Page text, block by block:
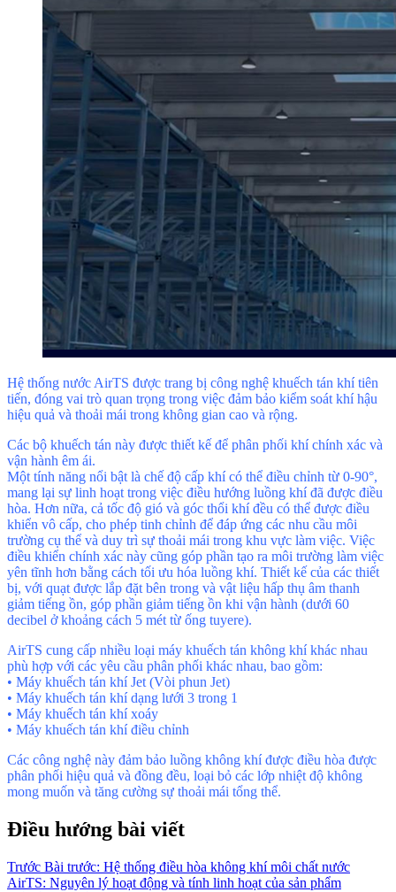
Hệ thống nước AirTS được trang bị công nghệ khuếch tán khí tiên
tiến, đóng vai trò quan trọng trong việc đảm bảo kiểm soát khí hậu
hiệu quả và thoải mái trong không gian cao và rộng.
Các bộ khuếch tán này được thiết kế để phân phối khí chính xác và
vận hành êm ái.
Một tính năng nổi bật là chế độ cấp khí có thể điều chỉnh từ 0-90°,
mang lại sự linh hoạt trong việc điều hướng luồng khí đã được điều
hòa. Hơn nữa, cả tốc độ gió và góc thổi khí đều có thể được điều
khiển vô cấp, cho phép tinh chỉnh để đáp ứng các nhu cầu môi
trường cụ thể và duy trì sự thoải mái trong khu vực làm việc. Việc
điều khiển chính xác này cũng góp phần tạo ra môi trường làm việc
yên tĩnh hơn bằng cách tối ưu hóa luồng khí. Thiết kế của các thiết
bị, với quạt được lắp đặt bên trong và vật liệu hấp thụ âm thanh
giảm tiếng ồn, góp phần giảm tiếng ồn khi vận hành (dưới 60
decibel ở khoảng cách 5 mét từ ống tuyere).
AirTS cung cấp nhiều loại máy khuếch tán không khí khác nhau
phù hợp với các yêu cầu phân phối khác nhau, bao gồm:
• Máy khuếch tán khí Jet (Vòi phun Jet)
• Máy khuếch tán khí dạng lưới 3 trong 1
• Máy khuếch tán khí xoáy
• Máy khuếch tán khí điều chỉnh
Các công nghệ này đảm bảo luồng không khí được điều hòa được
phân phối hiệu quả và đồng đều, loại bỏ các lớp nhiệt độ không
mong muốn và tăng cường sự thoải mái tổng thể.
Điều hướng bài viết
Trước Bài trước: Hệ thống điều hòa không khí môi chất nước
AirTS: Nguyên lý hoạt động và tính linh hoạt của sản phẩm